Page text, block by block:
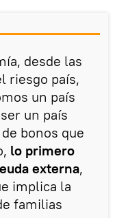
desde las
riesgo país,
un país
un país
bonos que
lo primero
externa,
implica la
familias